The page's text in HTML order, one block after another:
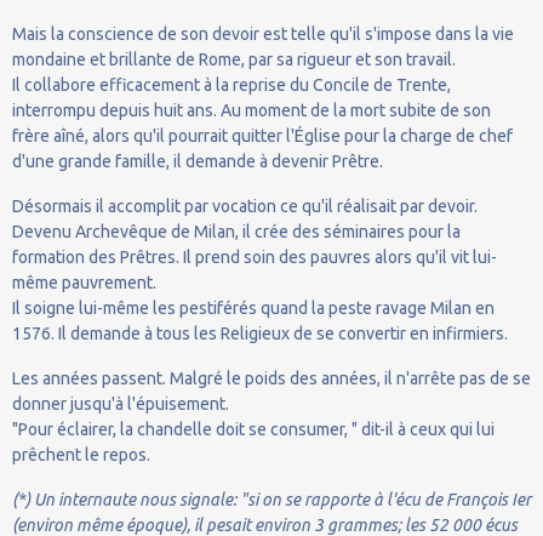
Mais la conscience de son devoir est telle qu'il s'impose dans la vie
mondaine et brillante de Rome, par sa rigueur et son travail.
Il collabore efficacement à la reprise du Concile de Trente,
interrompu depuis huit ans. Au moment de la mort subite de son
frère aîné, alors qu'il pourrait quitter l'Église pour la charge de chef
d'une grande famille, il demande à devenir Prêtre.
Désormais il accomplit par vocation ce qu'il réalisait par devoir.
Devenu Archevêque de Milan, il crée des séminaires pour la
formation des Prêtres. Il prend soin des pauvres alors qu'il vit lui-
même pauvrement.
Il soigne lui-même les pestiférés quand la peste ravage Milan en
1576. Il demande à tous les Religieux de se convertir en infirmiers.
Les années passent. Malgré le poids des années, il n'arrête pas de se
donner jusqu'à l'épuisement.
"Pour éclairer, la chandelle doit se consumer, " dit-il à ceux qui lui
prêchent le repos.
(*) Un internaute nous signale: "si on se rapporte à l'écu de François Ier
(environ même époque), il pesait environ 3 grammes; les 52 000 écus